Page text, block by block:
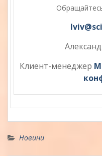
Клиент-менеджер
Новини